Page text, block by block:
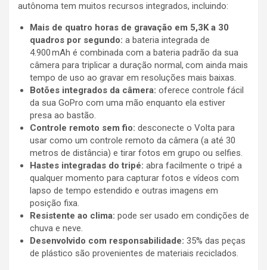
autônoma tem muitos recursos integrados, incluindo:
Mais de quatro horas de gravação em 5,3K a 30
quadros por segundo: a bateria integrada de
4.900 mAh é combinada com a bateria padrão da sua
câmera para triplicar a duração normal, com ainda mais
tempo de uso ao gravar em resoluções mais baixas.
Botões integrados da câmera: oferece controle fácil
da sua GoPro com uma mão enquanto ela estiver
presa ao bastão.
Controle remoto sem fio: desconecte o Volta para
usar como um controle remoto da câmera (a até 30
metros de distância) e tirar fotos em grupo ou selfies.
Hastes integradas do tripé: abra facilmente o tripé a
qualquer momento para capturar fotos e vídeos com
lapso de tempo estendido e outras imagens em
posição fixa.
Resistente ao clima: pode ser usado em condições de
chuva e neve.
Desenvolvido com responsabilidade: 35% das peças
de plástico são provenientes de materiais reciclados.